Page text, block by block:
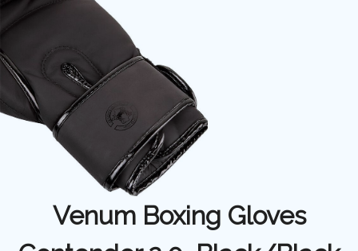
Venum Boxing Gloves